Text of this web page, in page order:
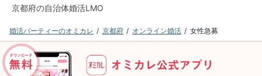
京都府の自治体婚活LMO
婚活パーティーのオミカレ 京都府 オンライン婚活 女性急募